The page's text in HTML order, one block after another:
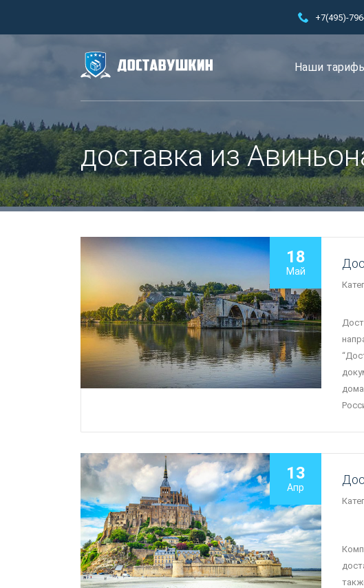
+7(495)-
Наши
доставка из
18
Май
13
Апр